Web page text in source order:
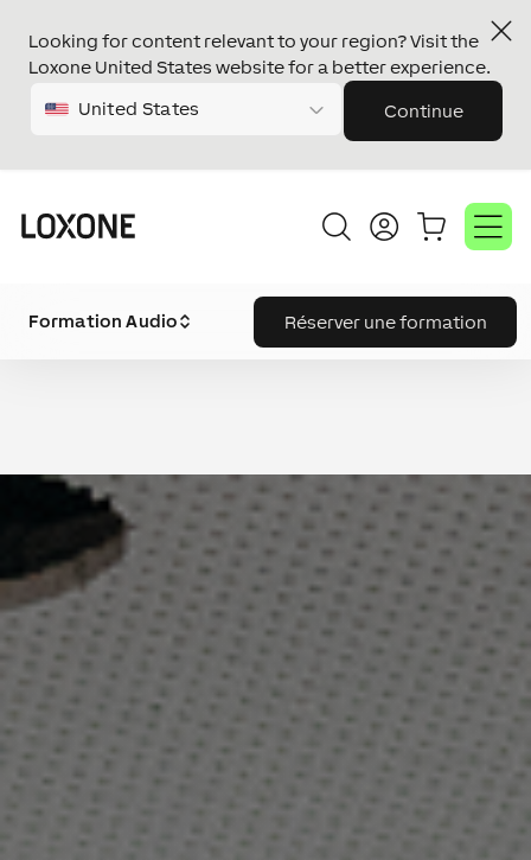
Looking for content relevant to your region? Visit the
Loxone United States website for a better experience.
United States Continue
Formation Audio Réserver une formation